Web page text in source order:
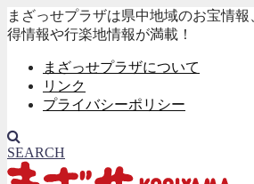
まざっせプラザは県中地域のお宝情
得情報や行楽地情報が満載！
まざっせプラザについて
リンク
プライバシーポリシー
SEARCH